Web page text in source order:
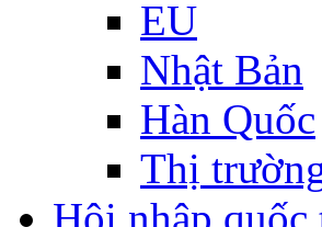
EU
Nhật Bản
Hàn Quốc
Thị